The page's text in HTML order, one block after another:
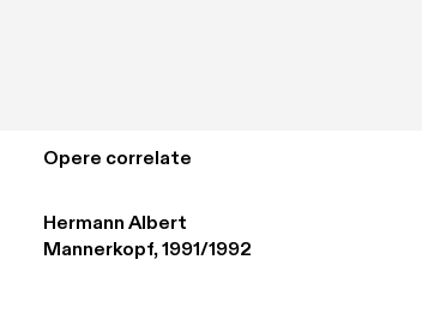
Opere correlate
Hermann Albert
Mannerkopf, 1991/1992